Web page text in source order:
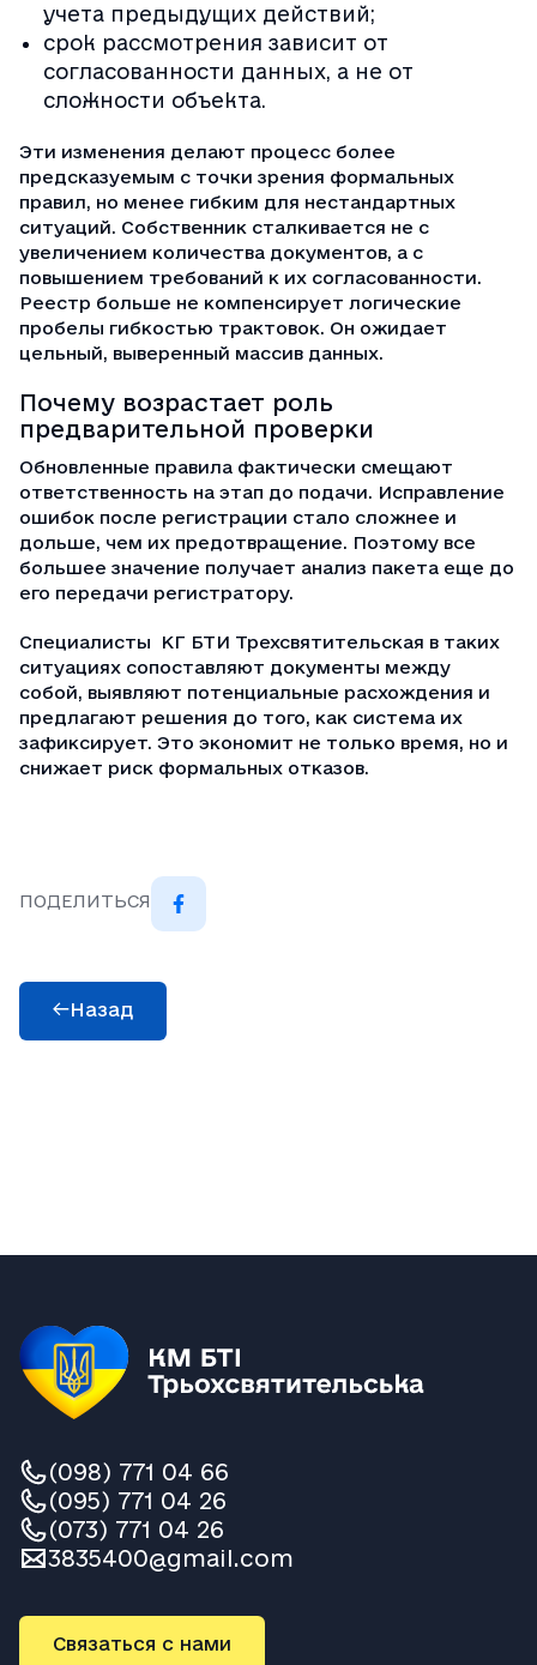
учета предыдущих действий;
срок рассмотрения зависит от
согласованности данных, а не от
сложности объекта.
Эти изменения делают процесс более
предсказуемым с точки зрения формальных
правил, но менее гибким для нестандартных
ситуаций. Собственник сталкивается не с
увеличением количества документов, а с
повышением требований к их согласованности.
Реестр больше не компенсирует логические
пробелы гибкостью трактовок. Он ожидает
цельный, выверенный массив данных.
Почему возрастает роль
предварительной проверки
Обновленные правила фактически смещают
ответственность на этап до подачи. Исправление
ошибок после регистрации стало сложнее и
дольше, чем их предотвращение. Поэтому все
большее значение получает анализ пакета еще до
его передачи регистратору.
Специалисты КГ БТИ Трехсвятительская в таких
ситуациях сопоставляют документы между
собой, выявляют потенциальные расхождения и
предлагают решения до того, как система их
зафиксирует. Это экономит не только время, но и
снижает риск формальных отказов.
ПОДЕЛИТЬСЯ
Назад
(098) 771 04 66
(095) 771 04 26
(073) 771 04 26
3835400@gmail.com
Связаться с нами